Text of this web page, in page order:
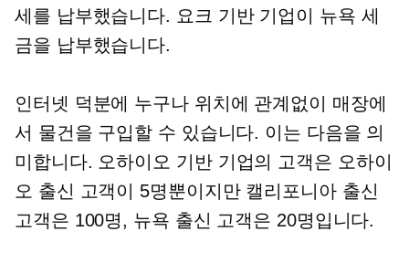
세를 납부했습니다. 요크 기반기업이 뉴욕 세
금을 납부했습니다.
인터넷 덕분에 누구나 위치에 관계없이 매장에
서 물건을 구입할 수 있습니다. 이는 다음을 의
미합니다. 오하이오 기반기업의 고객은 오하이
오 출신 고객이 5명뿐이지만 캘리포니아 출신
고객은 100명, 뉴욕 출신 고객은 20명입니다.